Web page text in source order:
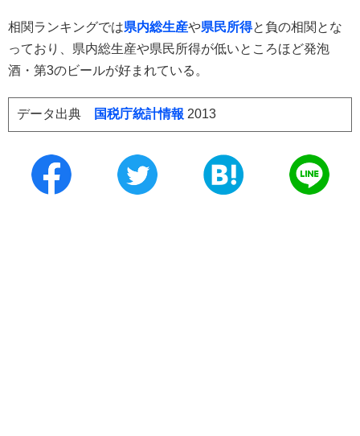
相関ランキングでは県内総生産や県民所得と負の相関とな
っており、県内総生産や県民所得が低いところほど発泡
酒・第3のビールが好まれている。
データ出典 国税庁統計情報 2013